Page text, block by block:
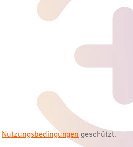
Nutzungsbedingungen geschützt.